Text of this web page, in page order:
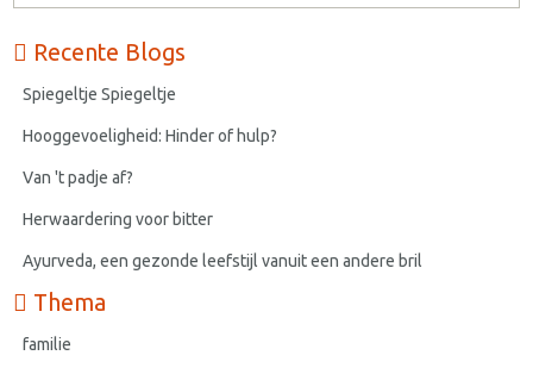
Recente Blogs
Spiegeltje Spiegeltje
Hooggevoeligheid: Hinder of hulp?
Van 't padje af?
Herwaardering voor bitter
Ayurveda, een gezonde leefstijl vanuit een andere bril
Thema
familie